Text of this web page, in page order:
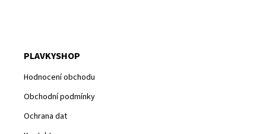
PLAVKYSHOP
Hodnocení obchodu
Obchodní podmínky
Ochrana dat